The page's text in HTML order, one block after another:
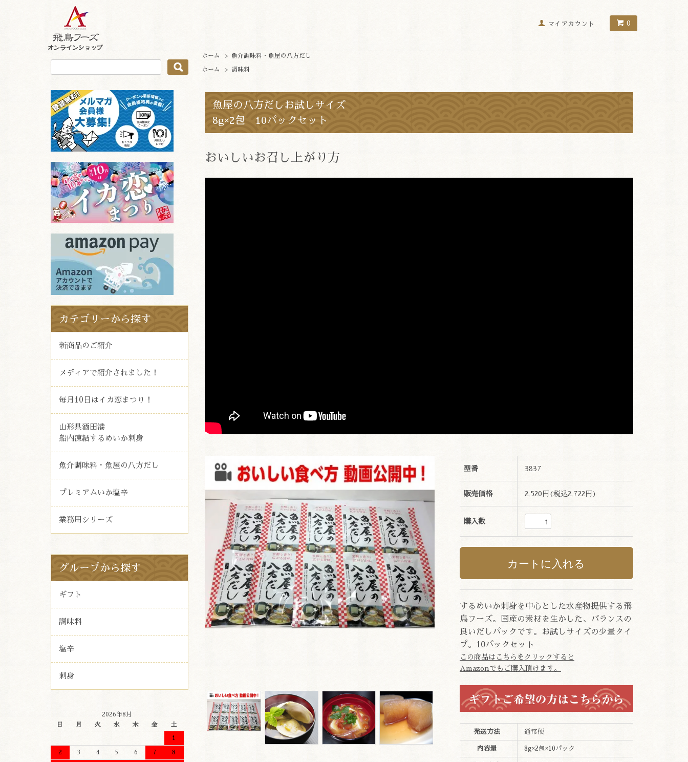
0
マイアカウント
ホーム > 魚介調味料・魚屋の八方だし
ホーム > 調味料
魚屋の八方だしお試しサイズ
8g×2包 10パックセット
おいしいお召し上がり方
型番 3837
販売価格 2,520円(税込2,722円)
購入数
するめいか刺身を中心とした水産物提供する飛
鳥フーズ。国産の素材を生かした、バランスの
良いだしパックです。お試しサイズの少量タイ
プ。10パックセット
この商品はこちらをクリックすると
Amazonでもご購入頂けます。
発送方法 通常便
内容量 8g×2包×10パック
カテゴリーから探す
新商品のご紹介
メディアで紹介されました！
毎月10日はイカ恋まつり！
山形県酒田港
船内凍結するめいか刺身
魚介調味料・魚屋の八方だし
プレミアムいか塩辛
業務用シリーズ
グループから探す
ギフト
調味料
塩辛
刺身
2026年8月
日
月 火 水 木 金 土
1
2 3 4 5 6 7 8